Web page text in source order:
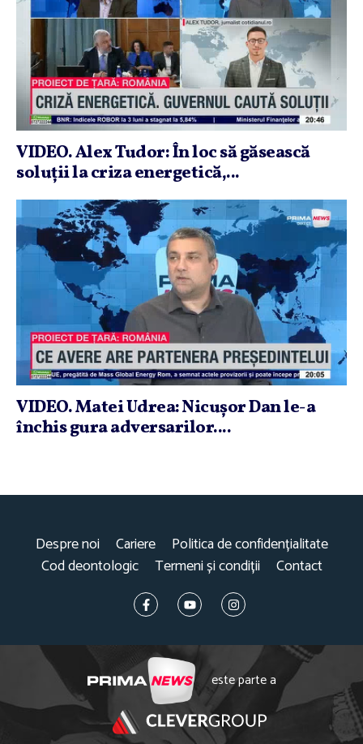
VIDEO. Alex Tudor: În loc să găsească
soluţii la criza energetică,...
VIDEO. Matei Udrea: Nicuşor Dan le-a
închis gura adversarilor....
Despre noi Cariere
Politica de confidențialitate
Cod deontologic
Termeni și condiții Contact
este parte a